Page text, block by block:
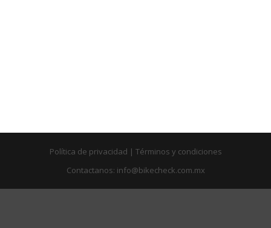
Política de privacidad | Términos y condiciones
Contactanos: info@bikecheck.com.mx